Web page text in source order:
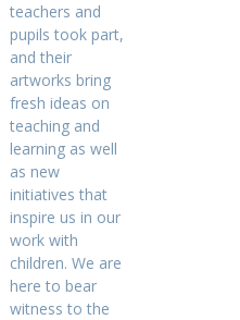
teachers and
pupils took part,
and their
artworks bring
fresh ideas on
teaching and
learning as well
as new
initiatives that
inspire us in our
work with
children. We are
here to bear
witness to the